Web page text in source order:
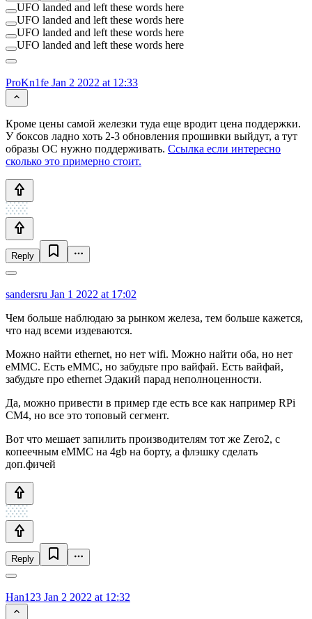
UFO landed and left these words here
UFO landed and left these words here
UFO landed and left these words here
UFO landed and left these words here
ProKn1fe Jan 2 2022 at 12:33
Кроме цены самой железки туда еще вродит цена поддержки.
У боксов ладно хоть 2-3 обновления прошивки выйдут, а тут
образы ОС нужно поддерживать. Ссылка если интересно
сколько это примерно стоит.
Reply
sandersru Jan 1 2022 at 17:02
Чем больше наблюдаю за рынком железа, тем больше кажется,
что над всеми издеваются.
Можно найти ethernet, но нет wifi. Можно найти оба, но нет
eMMC. Есть eMMC, но забудьте про вайфай. Есть вайфай,
забудьте про ethernet Эдакий парад неполноценности.
Да, можно привести в пример где есть все как например RPi
CM4, но все это топовый сегмент.
Вот что мешает запилить производителям тот же Zero2, с
копеечным eMMC на 4gb на борту, а флэшку сделать
доп.фичей
Reply
Han123 Jan 2 2022 at 12:32